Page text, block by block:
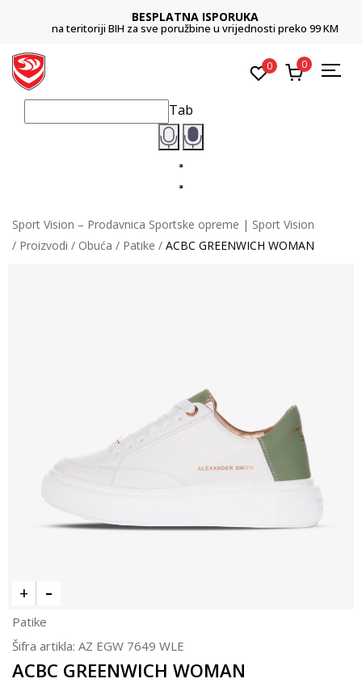
BESPLATNA ISPORUKA
na teritoriji BIH za sve poružbine u vrijednosti preko 99 KM
0 0
Tab
Sport Vision – Prodavnica Sportske opreme | Sport Vision
Proizvodi
Obuća Patike ACBC GREENWICH WOMAN
Patike
Šifra artikla: AZ EGW 7649 WLE
ACBC GREENWICH WOMAN